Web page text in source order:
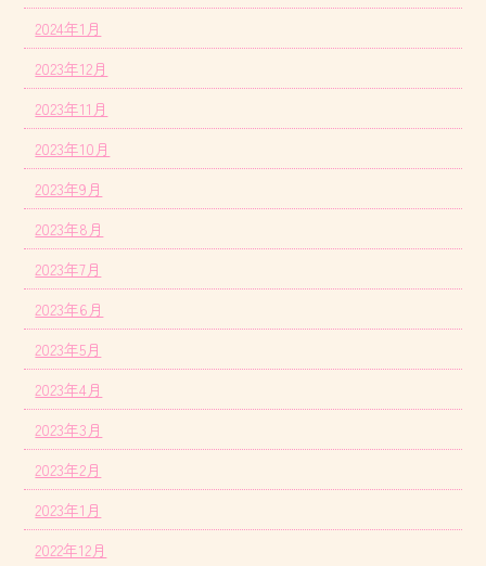
2024年1月
2023年12月
2023年11月
2023年10月
2023年9月
2023年8月
2023年7月
2023年6月
2023年5月
2023年4月
2023年3月
2023年2月
2023年1月
2022年12月